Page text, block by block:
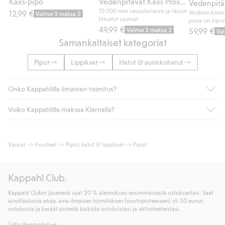
12,99 € Valitse 3 maksa 2
10 000 mm vesipilariarvo ja täysin
hitsatut saumat
49,99 € Valitse 3 maksa 2
Voidaan
jossa on zip-
59,99 €
Samankaltaiset kategoriat
Pipot Lippikset Hatut & aurinkohatut
Onko Kappahlilla ilmainen toimitus?
Jos olet Kappahl Clubin jäsen, saat aina ilmaisen toimituksen
kotiinkuljetusta). Toimituskulut poistuvat automaattisesti, kun
noutopisteeseen tai pakettiautomaattiin ja PostNordin
kotiinkuljetuksella 6,99 €, riippumatta ostosummasta.
Lue lisää
Voiko Kappahlilla maksaa Klarnalla?
maksutavat, kuten laskun, sekä muita maksuvaihtoehtoja.
Lisätietoja Klarnan maksuehdoista
Lue lisää
Vauvat Asusteet Pipot, hatut & lippikset Pipot
Kappahl Club.
Kappahl Clubin jäsenenä saat 20 % alennuksen ensimmäisestä ostoksestasi. Saat
ainutlaatuisia etuja, aina ilmaisen toimituksen (noutopisteeseen) yli 50 euron
ostoksista ja keräät pisteitä kaikista ostoksistasi ja aktiviteeteistasi.